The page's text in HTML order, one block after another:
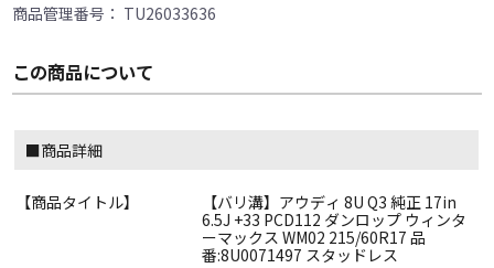
商品管理番号： TU26033636
この商品について
■商品詳細
【商品タイトル】
【バリ溝】アウディ 8U Q3 純正 17in
6.5J +33 PCD112 ダンロップ ウィンタ
ーマックス WM02 215/60R17 品
番:8U0071497 スタッドレス